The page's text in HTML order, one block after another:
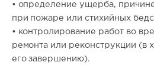
• определение ущерба,
при пожаре или стихийных
• контролирование работ во
ремонта или реконструкции (в
его завершению).